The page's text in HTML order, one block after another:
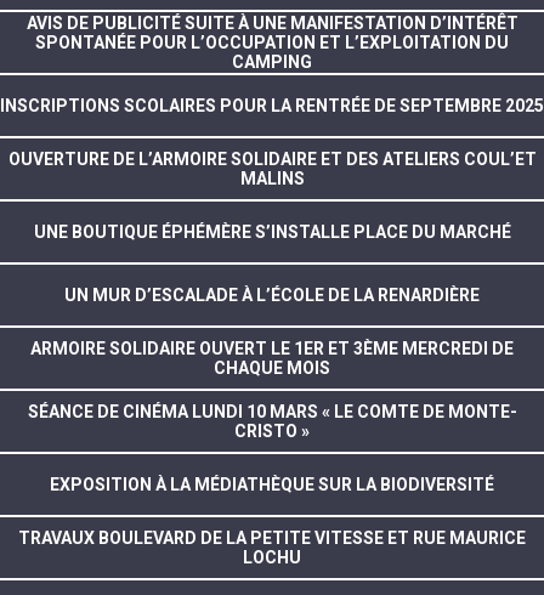
AVIS DE PUBLICITÉ SUITE À UNE MANIFESTATION D’INTÉRÊT
SPONTANÉE POUR L’OCCUPATION ET L’EXPLOITATION DU
CAMPING
INSCRIPTIONS SCOLAIRES POUR LA RENTRÉE DE SEPTEMBRE 2025
OUVERTURE DE L’ARMOIRE SOLIDAIRE ET DES ATELIERS COUL’ET
MALINS
UNE BOUTIQUE ÉPHÉMÈRE S’INSTALLE PLACE DU MARCHÉ
UN MUR D’ESCALADE À L’ÉCOLE DE LA RENARDIÈRE
ARMOIRE SOLIDAIRE OUVERT LE 1ER ET 3ÈME MERCREDI DE
CHAQUE MOIS
SÉANCE DE CINÉMA LUNDI 10 MARS « LE COMTE DE MONTE-
CRISTO »
EXPOSITION À LA MÉDIATHÈQUE SUR LA BIODIVERSITÉ
TRAVAUX BOULEVARD DE LA PETITE VITESSE ET RUE MAURICE
LOCHU